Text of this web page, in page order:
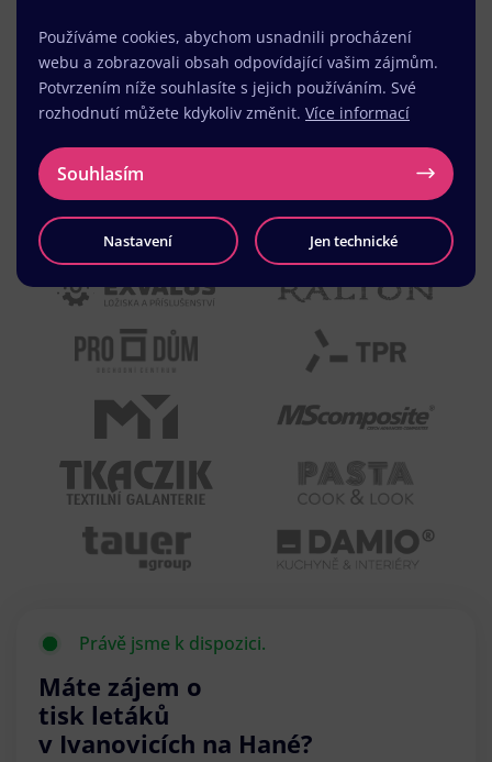
Právě jsme k dispozici.
Máte zájem o
tisk letáků
v Ivanovicích na Hané?
Používáme cookies, abychom usnadnili procházení
webu a zobrazovali obsah odpovídající vašim zájmům.
Potvrzením níže souhlasíte s jejich používáním. Své
rozhodnutí můžete kdykoliv změnit. Více informací
Souhlasím
Nastavení Jen technické